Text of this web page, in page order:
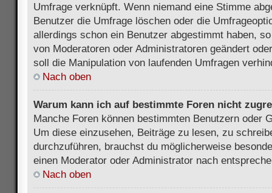
Umfrage verknüpft. Wenn niemand eine Stimme
Benutzer die Umfrage löschen oder die
allerdings schon ein Benutzer abgestimmt haben,
von Moderatoren oder Administratoren geändert
soll die Manipulation von laufenden Umfragen
Nach oben
Warum kann ich auf bestimmte Foren nicht
Manche Foren können bestimmten Benutzern oder
Um diese einzusehen, Beiträge zu lesen, zu
durchzuführen, brauchst du möglicherweise
einen Moderator oder Administrator nach
Nach oben